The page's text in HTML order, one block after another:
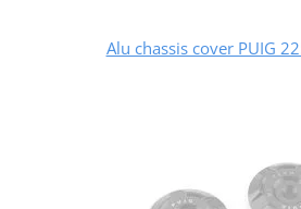
Alu chassis cover PUIG